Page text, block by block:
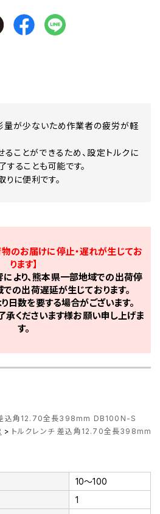
量が少ないため作業者の疲労が軽
ことができるため、設定トルクに
することも可能です。
に便利です。
のお届けに停止・遅れが生じてお
ります】
より、熊本県一部地域での出荷停
の出荷遅延が生じております。
日数を要する場合がございます。
承くださいます様お願い申し上げま
す。
差込角12.70全長398mm DB100N-S
> トルクレンチ 差込角12.70全長398mm
10～100
1